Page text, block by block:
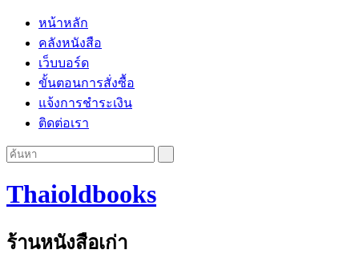
หน้าหลัก
คลังหนังสือ
เว็บบอร์ด
ขั้นตอนการสั่งซื้อ
แจ้งการชำระเงิน
ติดต่อเรา
Thaioldbooks
ร้านหนังสือเก่า